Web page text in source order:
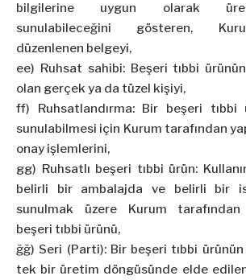
bilgilerine uygun olarak
sunulabileceğini gösteren,
düzenlenen belgeyi,
ee) Ruhsat sahibi: Beşeri tıbbi
olan gerçek ya da tüzel kişiyi,
ff) Ruhsatlandırma: Bir beşeri tıbbi
sunulabilmesi için Kurum tarafından
onay işlemlerini,
gg) Ruhsatlı beşeri tıbbi ürün:
belirli bir ambalajda ve belirli bir
sunulmak üzere Kurum tarafından
beşeri tıbbi ürünü,
ğğ) Seri (Parti): Bir beşeri tıbbi ürünün
tek bir üretim döngüsünde elde